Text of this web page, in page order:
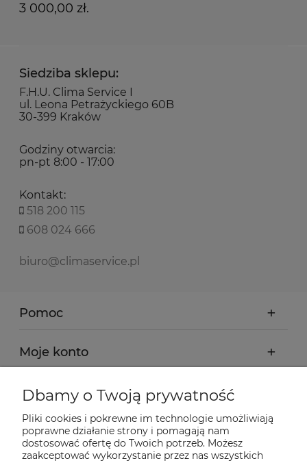
3 000,00 zł.
Siedziba sklepu:
F.H.U. Clima Service I
ul. Leona Petrażyckiego 60B
30-399 Kraków
Godziny otwarcia:
pn-pt 8:00 - 17:00
Kontakt:
518 200 115
608 024 666
biuro@climaservice.pl
Pomoc
Moje konto
Płatności i dostawa
Informacje
Dbamy o Twoją prywatność
Pliki cookies i pokrewne im technologie umożliwiają
poprawne działanie strony i pomagają nam
dostosować ofertę do Twoich potrzeb. Możesz
zaakceptować wykorzystanie przez nas wszystkich